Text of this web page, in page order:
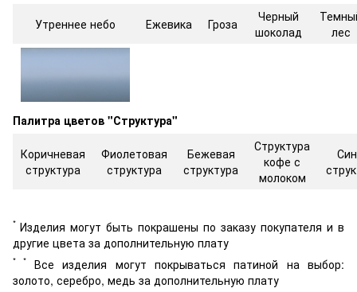
Утреннее небо Ежевика Гроза
Черный
шоколад
лес
Палитра цветов "Структура"
Коричневая
структура
Фиолетовая
структура
Бежевая
структура
Структура
кофе с
молоком
* Изделия могут быть покрашены по заказу покупателя и в
другие цвета за дополнительную плату
* * Все изделия могут покрываться патиной на выбор:
золото, серебро, медь за дополнительную плату